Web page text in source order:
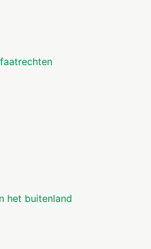
het buitenland